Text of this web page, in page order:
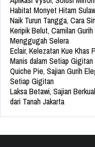
Habitat Monyet Hitam
Naik Turun Tangga, Cara
Keripik Belut, Camilan
Menggugah Selera
Eclair, Kelezatan Kue Khas
Manis dalam Setiap Gigitan
Quiche Pie, Sajian Gurih
Setiap Gigitan
Laksa Betawi, Sajian
dari Tanah Jakarta